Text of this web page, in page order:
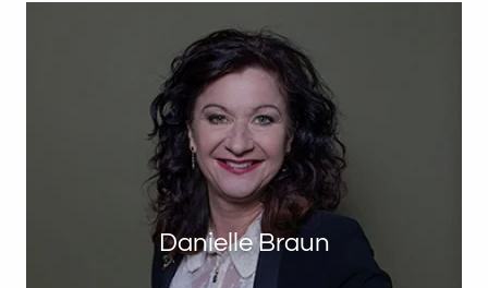
Danielle Braun